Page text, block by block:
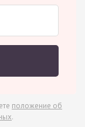
положение об
.